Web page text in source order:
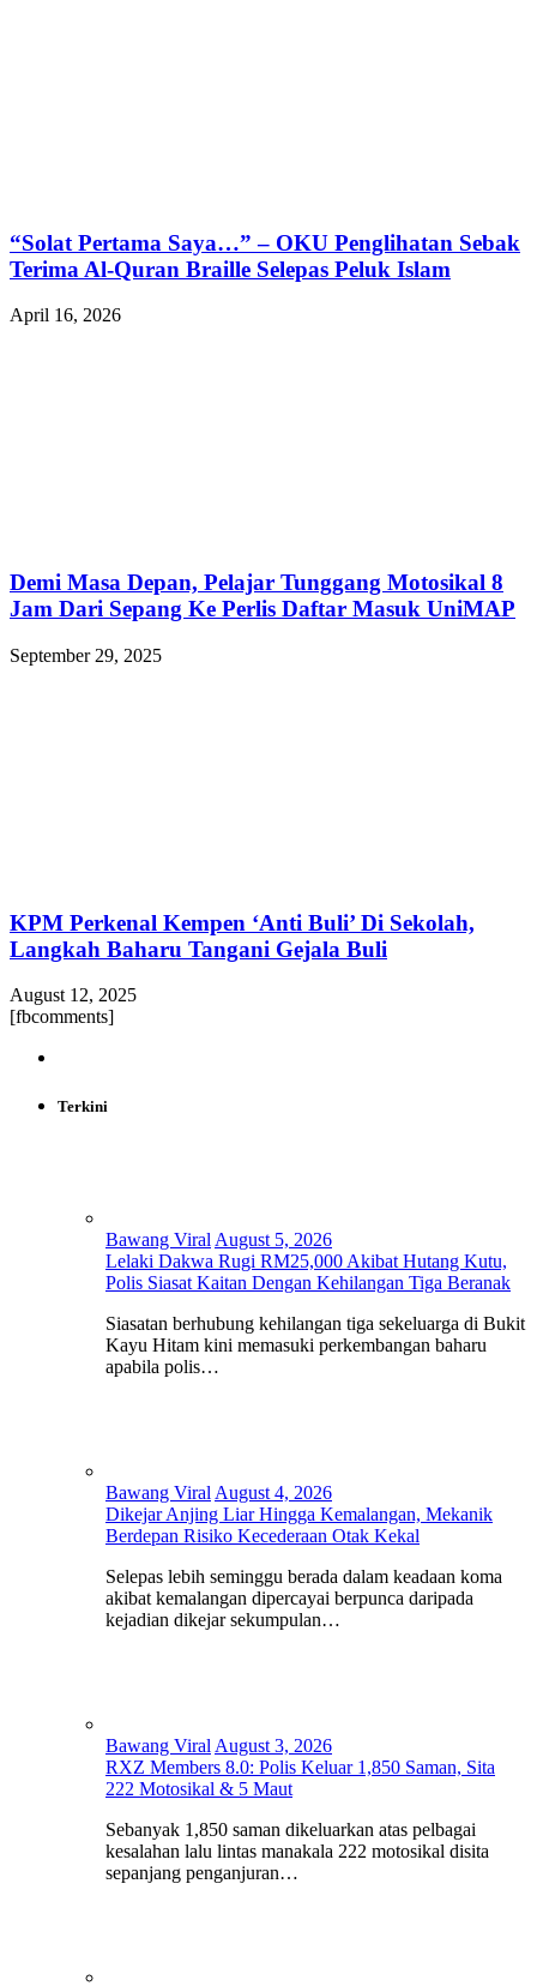
“Solat Pertama Saya…” – OKU Penglihatan Sebak
Terima Al-Quran Braille Selepas Peluk Islam
April 16, 2026
Demi Masa Depan, Pelajar Tunggang Motosikal 8
Jam Dari Sepang Ke Perlis Daftar Masuk UniMAP
September 29, 2025
KPM Perkenal Kempen ‘Anti Buli’ Di Sekolah,
Langkah Baharu Tangani Gejala Buli
August 12, 2025
[fbcomments]
Terkini
Bawang Viral August 5, 2026
Lelaki Dakwa Rugi RM25,000 Akibat Hutang Kutu,
Polis Siasat Kaitan Dengan Kehilangan Tiga Beranak
Siasatan berhubung kehilangan tiga sekeluarga di Bukit
Kayu Hitam kini memasuki perkembangan baharu
apabila polis…
Bawang Viral August 4, 2026
Dikejar Anjing Liar Hingga Kemalangan, Mekanik
Berdepan Risiko Kecederaan Otak Kekal
Selepas lebih seminggu berada dalam keadaan koma
akibat kemalangan dipercayai berpunca daripada
kejadian dikejar sekumpulan…
Bawang Viral August 3, 2026
RXZ Members 8.0: Polis Keluar 1,850 Saman, Sita
222 Motosikal & 5 Maut
Sebanyak 1,850 saman dikeluarkan atas pelbagai
kesalahan lalu lintas manakala 222 motosikal disita
sepanjang penganjuran…